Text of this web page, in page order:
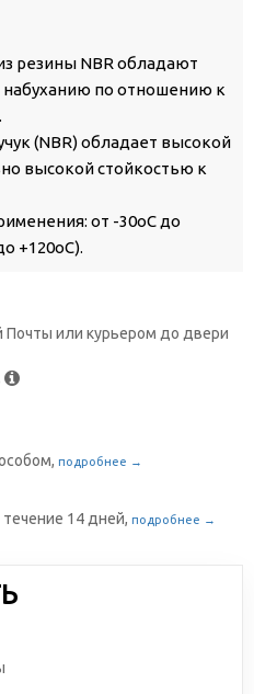
резины NBR обладают
набуханию по отношению к
(NBR) обладает высокой
высокой стойкостью к
от -30oС до
+120oС).
Почты или курьером до двери
подробнее →
14 дней, подробнее →